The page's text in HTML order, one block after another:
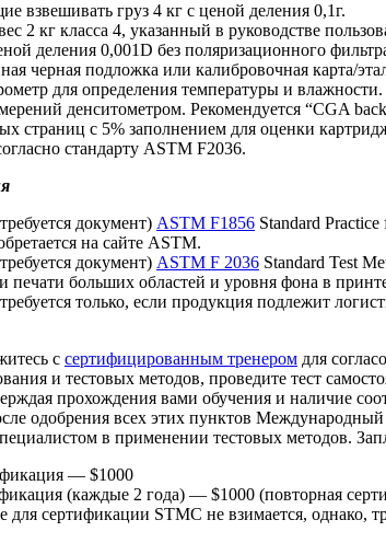
взвешивать груз 4 кг с ценой деления 0,1г.
2 кг класса 4, указанный в руководстве
деления 0,001D без поляризационного
черная подложка или калибровочная карта/
для определения температуры и влажности.
денситометром. Рекомендуется “CGA
страниц с 5% заполнением для оценки
стандарту ASTM F2036.
документ) ASTM F1856 Standard
на сайте ASTM.
документ) ASTM F 2036 Standard Test
печати больших областей и уровня фона в
только, если продукция подлежит
с сертифицированным тренером для
и тестовых методов, проведите тест
прохождения вами обучения и наличие
одобрения всех этих пунктов
в применении тестовых методов.
— $1000
(каждые 2 года) — $1000 (повторная
для сертификации STMC не взимается, однако,